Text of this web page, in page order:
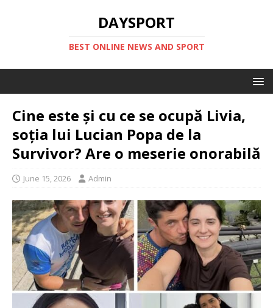
DAYSPORT
BEST ONLINE NEWS AND SPORT
Cine este și cu ce se ocupă Livia,
soția lui Lucian Popa de la
Survivor? Are o meserie onorabilă
June 15, 2026 Admin